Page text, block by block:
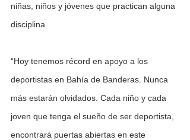
niñas, niños y jóvenes que practican alguna
disciplina.
“Hoy tenemos récord en apoyo a los
deportistas en Bahía de Banderas. Nunca
más estarán olvidados. Cada niño y cada
joven que tenga el sueño de ser deportista,
encontrará puertas abiertas en este